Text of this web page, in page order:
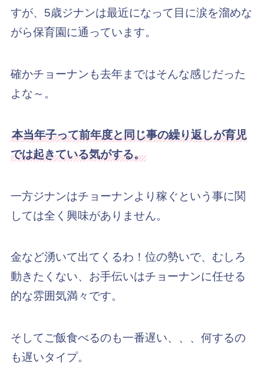
すが、5歳ジナンは最近になって目に涙を溜めな
がら保育園に通っています。
確かチョーナンも去年まではそんな感じだった
よな～。
本当年子って前年度と同じ事の繰り返しが育児
では起きている気がする。
一方ジナンはチョーナンより稼ぐという事に関
しては全く興味がありません。
金など湧いて出てくるわ！位の勢いで、むしろ
動きたくない、お手伝いはチョーナンに任せる
的な雰囲気満々です。
そしてご飯食べるのも一番遅い、、、何するの
も遅いタイプ。